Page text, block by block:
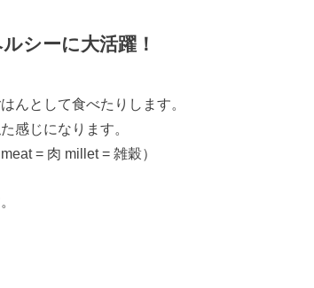
シーに大活躍！
んとして食べたりします。
感じになります。
= 肉 millet = 雑穀）